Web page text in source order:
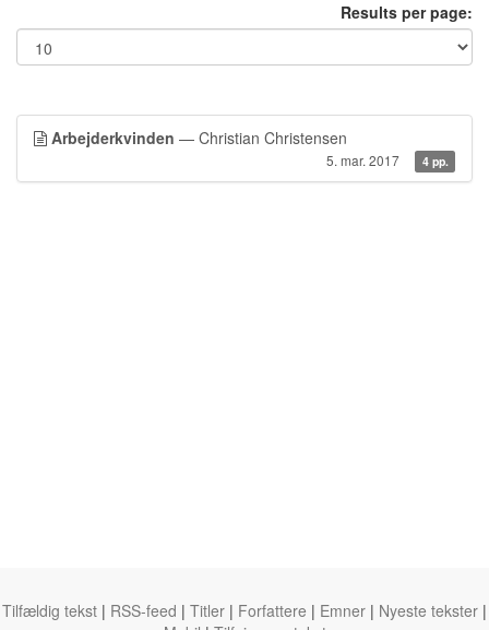
Results per page:
Arbejderkvinden — Christian Christensen
5. mar. 2017 4 pp.
Tilfældig tekst | RSS-feed | Titler | Forfattere | Emner | Nyeste tekster |